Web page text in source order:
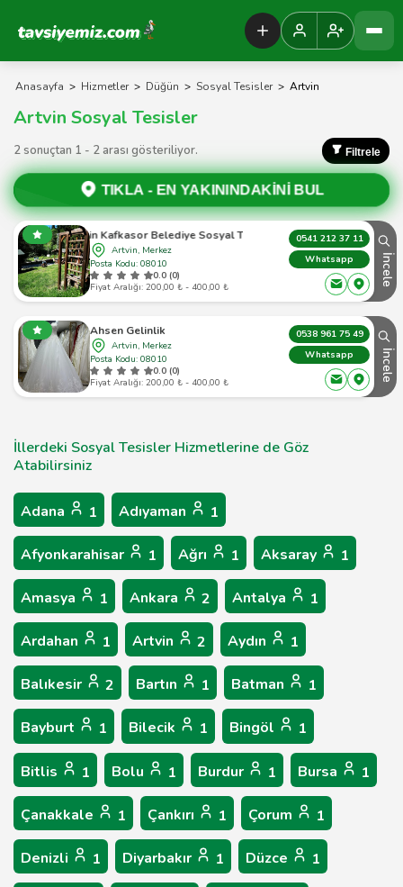
Tavsiyemiz Anasayfa
Anasayfa > Hizmetler > Düğün > Sosyal Tesisler > Artvin
Artvin Sosyal Tesisler
2 sonuçtan 1 - 2 arası gösteriliyor. Filtrele
TIKLA - EN YAKININDAKİNİ BUL
Artvin Kafkasor Belediye Sosyal Tesisleri
Artvin, Merkez
Posta Kodu: 08010
0.0 (0)
Fiyat Aralığı: 200,00 ₺ - 400,00 ₺
0541 212 37 11
Whatsapp
İncele
Ahsen Gelinlik
Artvin, Merkez
Posta Kodu: 08010
0.0 (0)
Fiyat Aralığı: 200,00 ₺ - 400,00 ₺
0538 961 75 49
Whatsapp
İncele
İllerdeki Sosyal Tesisler Hizmetlerine de Göz
Atabilirsiniz
Adana 1 Adıyaman 1
Afyonkarahisar 1 Ağrı 1 Aksaray 1
Amasya 1 Ankara 2 Antalya 1
Ardahan 1 Artvin 2 Aydın 1
Balıkesir 2 Bartın 1 Batman 1
Bayburt 1 Bilecik 1 Bingöl 1
Bitlis 1 Bolu 1 Burdur 1 Bursa 1
Çanakkale 1 Çankırı 1 Çorum 1
Denizli 1 Diyarbakır 1 Düzce 1